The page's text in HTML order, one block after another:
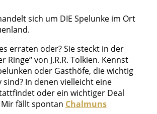
sich um DIE Spelunke im Ort
erraten oder? Sie steckt in der
Ringe“ von J.R.R. Tolkien. Kennst
oder Gasthöfe, die wichtig
In denen vielleicht eine
oder ein wichtiger Deal
fällt spontan Chalmuns